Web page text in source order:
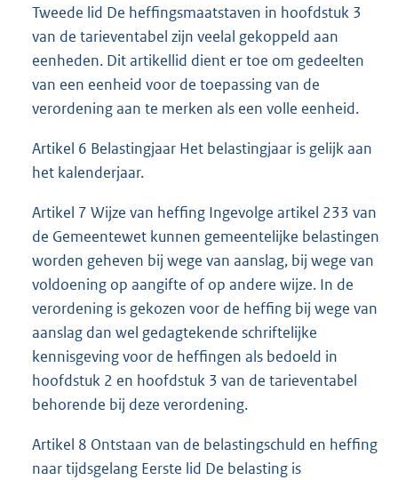
Tweede lid De heffingsmaatstaven in hoofdstuk 3
van de tarieventabel zijn veelal gekoppeld aan
eenheden. Dit artikellid dient er toe om gedeelten
van een eenheid voor de toepassing van de
verordening aan te merken als een volle eenheid.
Artikel 6 Belastingjaar Het belastingjaar is gelijk aan
het kalenderjaar.
Artikel 7 Wijze van heffing Ingevolge artikel 233 van
de Gemeentewet kunnen gemeentelijke belastingen
worden geheven bij wege van aanslag, bij wege van
voldoening op aangifte of op andere wijze. In de
verordening is gekozen voor de heffing bij wege van
aanslag dan wel gedagtekende schriftelijke
kennisgeving voor de heffingen als bedoeld in
hoofdstuk 2 en hoofdstuk 3 van de tarieventabel
behorende bij deze verordening.
Artikel 8 Ontstaan van de belastingschuld en heffing
naar tijdsgelang Eerste lid De belasting is